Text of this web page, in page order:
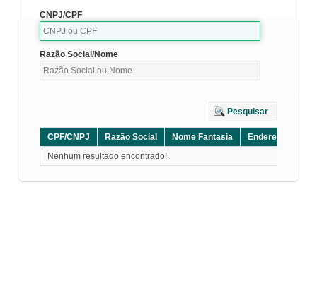
CNPJ/CPF
Razão Social/Nome
Pesquisar
CPF/CNPJ Razão Social Nome Fantasia Endereço
Nenhum resultado encontrado!